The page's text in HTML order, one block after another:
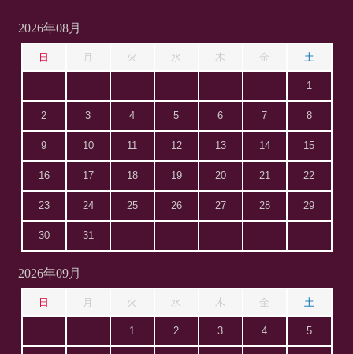
2026年08月
日 月 火 水 木 金 土
1
2 3 4 5 6 7 8
9 10 11 12 13 14 15
16 17 18 19 20 21 22
23 24 25 26 27 28 29
30 31
2026年09月
日 月 火 水 木 金 土
1 2 3 4 5